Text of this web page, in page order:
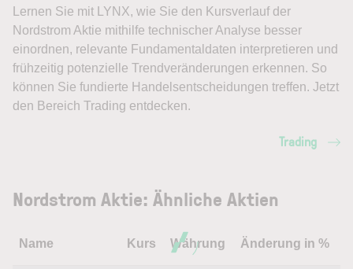
Lernen Sie mit LYNX, wie Sie den Kursverlauf der
Nordstrom Aktie mithilfe technischer Analyse besser
einordnen, relevante Fundamentaldaten interpretieren und
frühzeitig potenzielle Trendveränderungen erkennen. So
können Sie fundierte Handelsentscheidungen treffen. Jetzt
den Bereich Trading entdecken.
Trading
Nordstrom Aktie: Ähnliche Aktien
Name Kurs Währung Änderung in %